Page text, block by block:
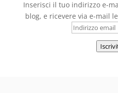
Inserisci il tuo indirizzo e-
blog, e ricevere via e-mail
Indirizzo